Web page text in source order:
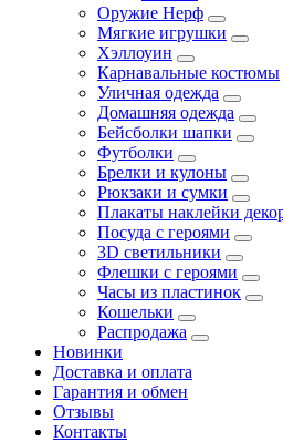
Оружие Нерф
Мягкие игрушки
Хэллоуин
Карнавальные костюмы
Уличная одежда
Домашняя одежда
Бейсболки шапки
Футболки
Брелки и кулоны
Рюкзаки и сумки
Плакаты наклейки
Посуда с героями
3D светильники
Флешки с героями
Часы из пластинок
Кошельки
Распродажа
Новинки
Доставка и оплата
Гарантия и обмен
Отзывы
Контакты